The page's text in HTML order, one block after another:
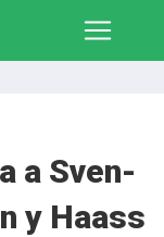
a Sven-
y Haass